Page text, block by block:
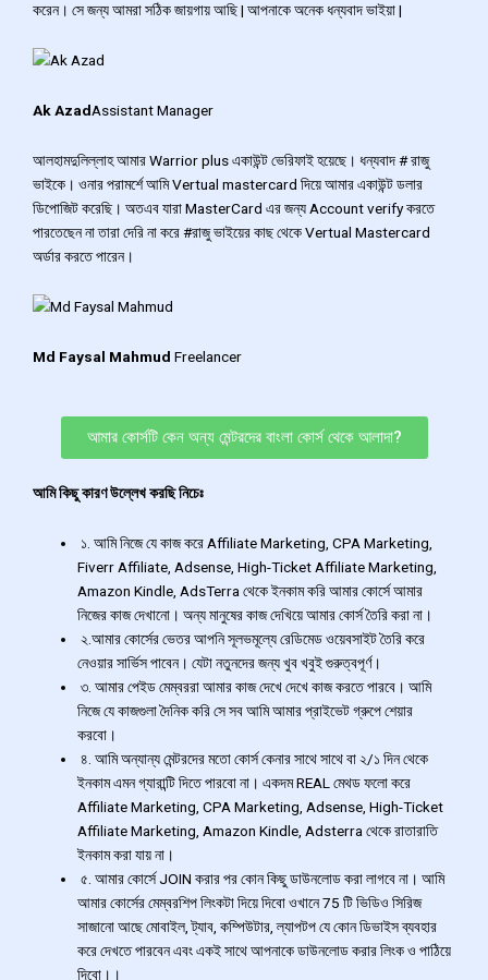
করেন। সে জন্য আমরা সঠিক জায়গায় আছি | আপনাকে অনেক ধন্যবাদ ভাইয়া |
Ak AzadAssistant Manager
আলহামদুলিল্লাহ আমার Warrior plus একাউন্ট ভেরিফাই হয়েছে। ধন্যবাদ # রাজু
ভাইকে। ওনার পরামর্শে আমি Vertual mastercard দিয়ে আমার একাউন্ট ডলার
ডিপোজিট করেছি। অতএব যারা MasterCard এর জন্য Account verify করতে
পারতেছেন না তারা দেরি না করে #রাজু ভাইয়ের কাছ থেকে Vertual Mastercard
অর্ডার করতে পারেন।
Md Faysal Mahmud Freelancer
আমার কোর্সটি কেন অন্য মেন্টরদের বাংলা কোর্স থেকে আলাদা?
আমি কিছু কারণ উল্লেখ করছি নিচেঃ
১. আমি নিজে যে কাজ করে Affiliate Marketing, CPA Marketing,
Fiverr Affiliate, Adsense, High-Ticket Affiliate Marketing,
Amazon Kindle, AdsTerra থেকে ইনকাম করি আমার কোর্সে আমার
নিজের কাজ দেখানো। অন্য মানুষের কাজ দেখিয়ে আমার কোর্স তৈরি করা না।
২.আমার কোর্সের ভেতর আপনি সূলভমূল্যে রেডিমেড ওয়েবসাইট তৈরি করে
নেওয়ার সার্ভিস পাবেন। যেটা নতুনদের জন্য খুব খবুই গুরুত্বপূর্ণ।
৩. আমার পেইড মেম্বররা আমার কাজ দেখে দেখে কাজ করতে পারবে। আমি
নিজে যে কাজগুলা দৈনিক করি সে সব আমি আমার প্রাইভেট গ্রুপে শেয়ার
করবো।
৪. আমি অন্যান্য মেন্টরদের মতো কোর্স কেনার সাথে সাথে বা ২/১ দিন থেকে
ইনকাম এমন গ্যারান্টি দিতে পারবো না। একদম REAL মেথড ফলো করে
Affiliate Marketing, CPA Marketing, Adsense, High-Ticket
Affiliate Marketing, Amazon Kindle, Adsterra থেকে রাতারাতি
ইনকাম করা যায় না।
৫. আমার কোর্সে JOIN করার পর কোন কিছু ডাউনলোড করা লাগবে না। আমি
আমার কোর্সের মেম্বরশিপ লিংকটা দিয়ে দিবো ওখানে 75 টি ভিডিও সিরিজ
সাজানো আছে মোবাইল, ট্যাব, কম্পিউটার, ল্যাপটপ যে কোন ডিভাইস ব্যবহার
করে দেখতে পারবেন এবং একই সাথে আপনাকে ডাউনলোড করার লিংক ও পাঠিয়ে
দিবো।।